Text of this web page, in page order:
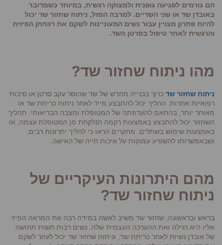
הם גורמים לפגיעה גופנית ולמצוקה רגשית, במיוחד כשמדובר
באובדן שד או שני השדיים. למרבה המזל, ניתוח שחזור שד יכול
להיות פתרון מצויין עבור נשים המעוניינות לשקם את רווחתן הפיזית
והרגשית לאחר טיפול בסרטן השד.
מהו ניתוח שחזור שד?
ניתוח שחזור שד כרוך בבנייה מחדש של שד שהוסר עקב סרטן או סיבות
רפואיות אחרות. ההליך יכול להתבצע מייד לאחר ניתוח כריתת שד או
מאוחר יותר, בהתאם להעדפתה של המטופלת ומצבה הבריאותי. תהליך
השחזור יכול להתבצע באמצעות רקמה הנלקחת מן המטופלת עצמה, או
באמצעות שימוש בשתלים. מחקרים הראו כי להליך יתרונות רבים,
ושבאפשרותו להשפיע עמוקות על איכות חייה של האישה.
מהם היתרונות העיקריים של
ניתוח שחזור שד?
בראש ובראשונה, שחזור שד משיב לאשה במידה רבה את המראה הפיזי
אליו היא רגילה ואת ההערכה העצמית שלה. נשים רבות חשות תחושה
של אובדן נשיות לאחר כריתת שד, וניתוח שחזור שד יכול לעזור לשקם